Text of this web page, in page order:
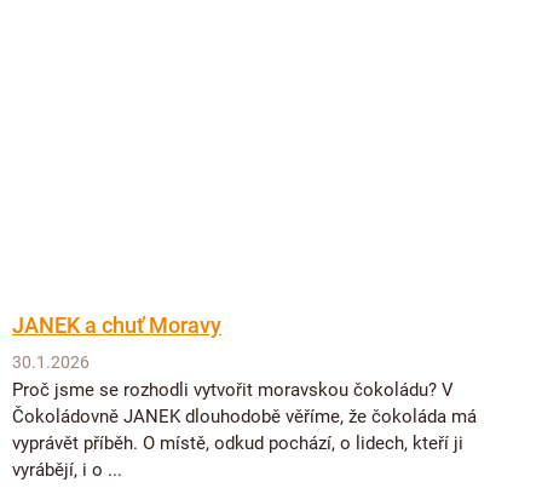
JANEK a chuť Moravy
30.1.2026
Proč jsme se rozhodli vytvořit moravskou čokoládu? V
Čokoládovně JANEK dlouhodobě věříme, že čokoláda má
vyprávět příběh. O místě, odkud pochází, o lidech, kteří ji
vyrábějí, i o ...